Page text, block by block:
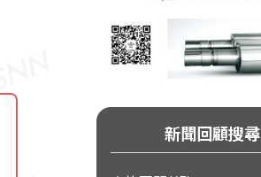
新聞回顧搜尋